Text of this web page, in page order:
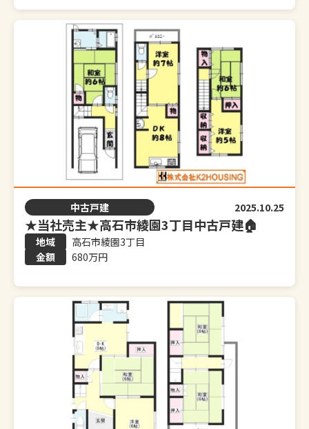
中古戸建 2025.10.25
★当社売主★高石市綾園3丁目中古戸建🏠
高石市綾園3丁目
680万円